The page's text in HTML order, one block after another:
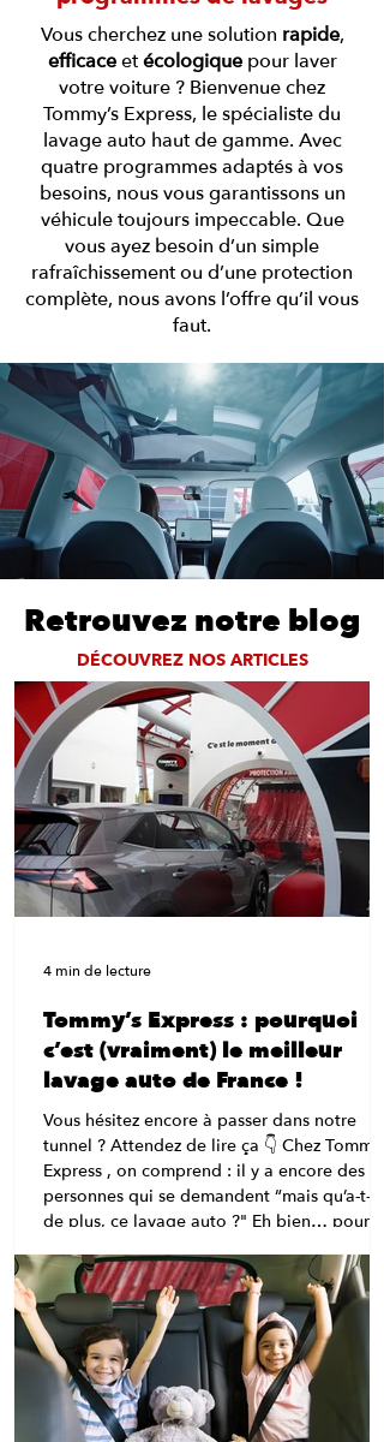
Vous cherchez une solution rapide,
efficaceetécologiquepour laver
votre voiture ? Bienvenue chez
Tommy’s Express, le spécialiste du
lavage auto haut de gamme. Avec
quatre programmes adaptés à vos
besoins, nous vous garantissons un
véhicule toujours impeccable. Que
vous ayez besoin d’un simple
rafraîchissement ou d’une protection
complète, nous avons l’offre qu’il vous
faut.
Retrouvez notre blog
DÉCOUVREZ NOS ARTICLES
Tommy’s Express : pourquoi
c’est (vraiment) le meilleur
lavage auto de France !
Vous hésitez encore à passer dans notre
tunnel ? Attendez de lire ça 👇 Chez Tommy’s
Express , on comprend : il y a encore des
personnes qui se demandent “mais qu’a-t-il
de plus, ce lavage auto ?" Eh bien… pour
choses. 😉 Bienvenue dans le carwash
nouvelle génération , celui qui dépoussière
les vieilles stations et fait du lavage auto
expérience rapide, efficace et carrément fun.
💡 “Un tunnel ? Ça lave vraiment bien ?” Oh
que oui.
4 min de lecture